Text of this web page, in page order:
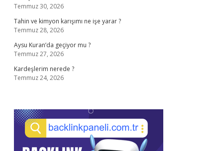
Temmuz 30, 2026
Tahin ve kimyon karışımı ne işe yarar ?
Temmuz 28, 2026
Aysu Kuran’da geçiyor mu ?
Temmuz 27, 2026
Kardeşlerim nerede ?
Temmuz 24, 2026